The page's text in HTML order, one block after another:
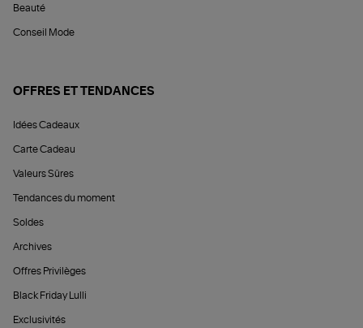
Beauté
Conseil Mode
OFFRES ET TENDANCES
Idées Cadeaux
Carte Cadeau
Valeurs Sûres
Tendances du moment
Soldes
Archives
Offres Privilèges
Black Friday Lulli
Exclusivités